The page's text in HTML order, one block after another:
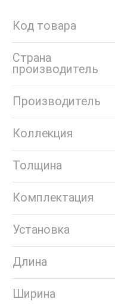
Код товара
Страна
производитель
Производитель
Коллекция
Толщина
Комплектация
Установка
Длина
Ширина